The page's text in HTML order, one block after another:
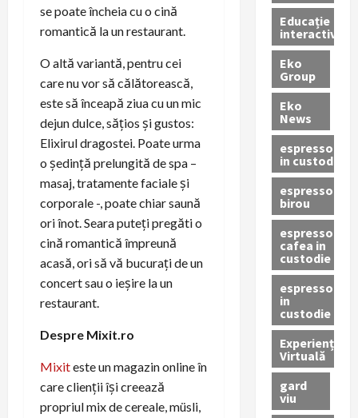
se poate încheia cu o cină
romantică la un restaurant.
O altă variantă, pentru cei
care nu vor să călătorească,
este să înceapă ziua cu un mic
dejun dulce, sățios și gustos:
Elixirul dragostei. Poate urma
o ședință prelungită de spa –
masaj, tratamente faciale și
corporale -, poate chiar saună
ori înot. Seara puteți pregăti o
cină romantică împreună
acasă, ori să vă bucurați de un
concert sau o ieșire la un
restaurant.
Despre Mixit.ro
Mixiteste un magazin online în
care clienții își creează
propriul mix de cereale, müsli,
Educație
interactivă
Eko
Group
Eko
News
espressoare
in custodie
espressor
birou
espressor
cafea in
custodie
espressor
in
custodie
Experiență
Virtuală
gard
viu